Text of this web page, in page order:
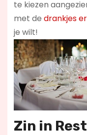
te kiezen
met de drankjes
je wilt!
Zin in